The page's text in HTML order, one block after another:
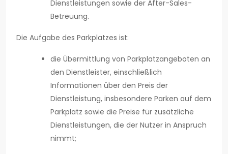
Dienstleistungen sowie der After-Sales-
Betreuung.
Die Aufgabe des Parkplatzes ist:
die Übermittlung von Parkplatzangeboten an
den Dienstleister, einschließlich
Informationen über den Preis der
Dienstleistung, insbesondere Parken auf dem
Parkplatz sowie die Preise für zusätzliche
Dienstleistungen, die der Nutzer in Anspruch
nimmt;